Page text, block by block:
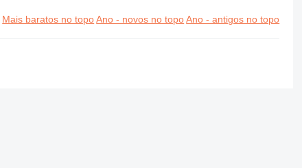
Mais baratos no topo Ano - novos no topo Ano - antigos no topo